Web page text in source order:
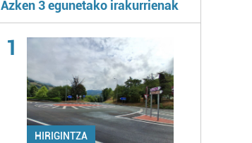
Azken 3 egunetako irakurrienak
1
HIRIGINTZA